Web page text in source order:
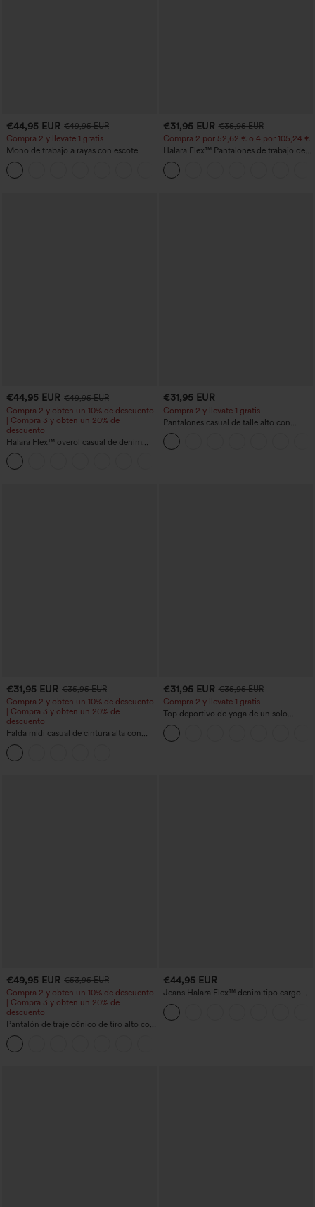
€44,95 EUR €49,95 EUR
Compra 2 y llévate 1 gratis
Mono de trabajo a rayas con escote
barco, sin mangas, lazo lateral, tacto
Cool Touch y bolsillos - Edición Easy
Peezy
€31,95 EUR €35,95 EUR
Compra 2 por 52,62 € o 4 por 105,24 €.
Halara Flex™ Pantalones de trabajo de
talle alto, moldeadores del cuerpo, que
estilizan la cintura, con bolsillos, de
pierna ancha en micro‑waffle
€44,95 EUR €49,95 EUR
Compra 2 y obtén un 10% de descuento
| Compra 3 y obtén un 20% de
descuento
Halara Flex™ overol casual de denim
lavado con escote en V y bolsillos
€31,95 EUR
Compra 2 y llévate 1 gratis
Pantalones casual de talle alto con
cordón, pernera ancha, en mezcla de
lino y con bolsillos
€31,95 EUR €35,95 EUR
Compra 2 y obtén un 10% de descuento
| Compra 3 y obtén un 20% de
descuento
Falda midi casual de cintura alta con
control abdominal, fruncida, bajo curvo,
2 en 1 en forro polar y PU
€31,95 EUR €35,95 EUR
Compra 2 y llévate 1 gratis
Top deportivo de yoga de un solo
hombro, manga larga con agujero para
el pulgar, dobladillo curvo estilo high-
low (frente más corto, espalda más
€49,95 EUR €53,95 EUR
Compra 2 y obtén un 10% de descuento
| Compra 3 y obtén un 20% de
descuento
Pantalón de traje cónico de tiro alto con
bolsillos
€44,95 EUR
Jeans Halara Flex™ denim tipo cargo
elásticos de pierna recta con múltiples
bolsillos